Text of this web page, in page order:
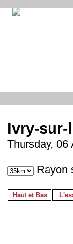
Ivry-sur-
Thursday, 06
Rayon
Haut et Bas